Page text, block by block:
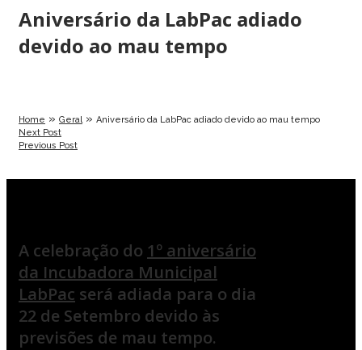
Aniversário da LabPac adiado
devido ao mau tempo
Home » Geral » Aniversário da LabPac adiado devido ao mau tempo
Next Post
Previous Post
A celebração do 1º aniversário
da Incubadora Municipal
LabPac será adiada para o dia
22 de Setembro devido às
previsões de mau tempo.